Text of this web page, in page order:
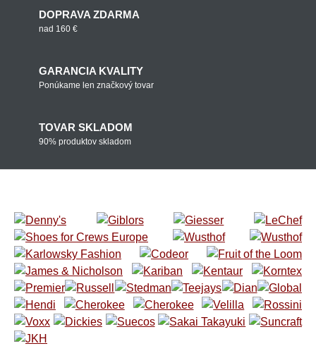
DOPRAVA ZDARMA
nad 160 €
GARANCIA KVALITY
Ponúkame len značkový tovar
TOVAR SKLADOM
90% produktov skladom